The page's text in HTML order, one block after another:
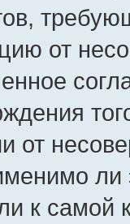
от
от
ли
к самой